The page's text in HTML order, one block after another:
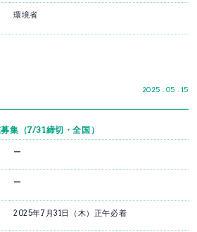
2025 . 05 . 15
環境省
集（7/31締切・全国）
ー
ー
2025年7月31日（木）正午必着